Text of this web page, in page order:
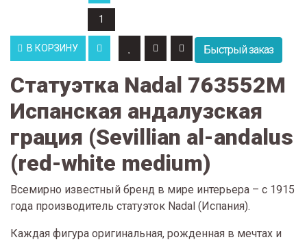
В КОРЗИНУ Быстрый заказ
Статуэтка Nadal 763552M
Испанская андалузская
грация (Sevillian al-andalus
(red-white medium)
Всемирно известный бренд в мире интерьера – с 1915
года производитель статуэток Nadal (Испания).
Каждая фигура оригинальная, рожденная в мечтах и